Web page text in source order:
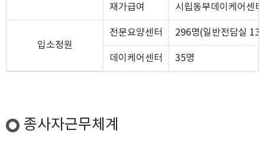
재가급여 시립동부데이케어센터
입소정원
전문요양센터 296명(일반전담실
데이케어센터 35명
종사자근무체계